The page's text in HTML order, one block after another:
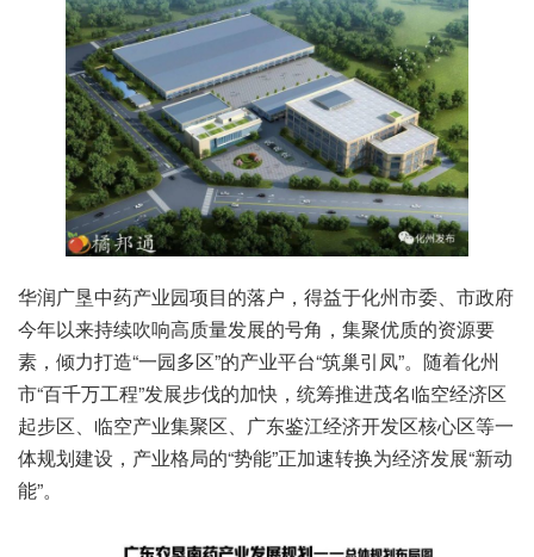
华润广垦中药产业园项目的落户，得益于化州市委、市政府
今年以来持续吹响高质量发展的号角，集聚优质的资源要
素，倾力打造“一园多区”的产业平台“筑巢引凤”。随着化州
市“百千万工程”发展步伐的加快，统筹推进茂名临空经济区
起步区、临空产业集聚区、广东鉴江经济开发区核心区等一
体规划建设，产业格局的“势能”正加速转换为经济发展“新动
能”。